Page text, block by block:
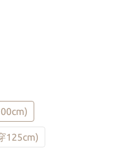
125cm)